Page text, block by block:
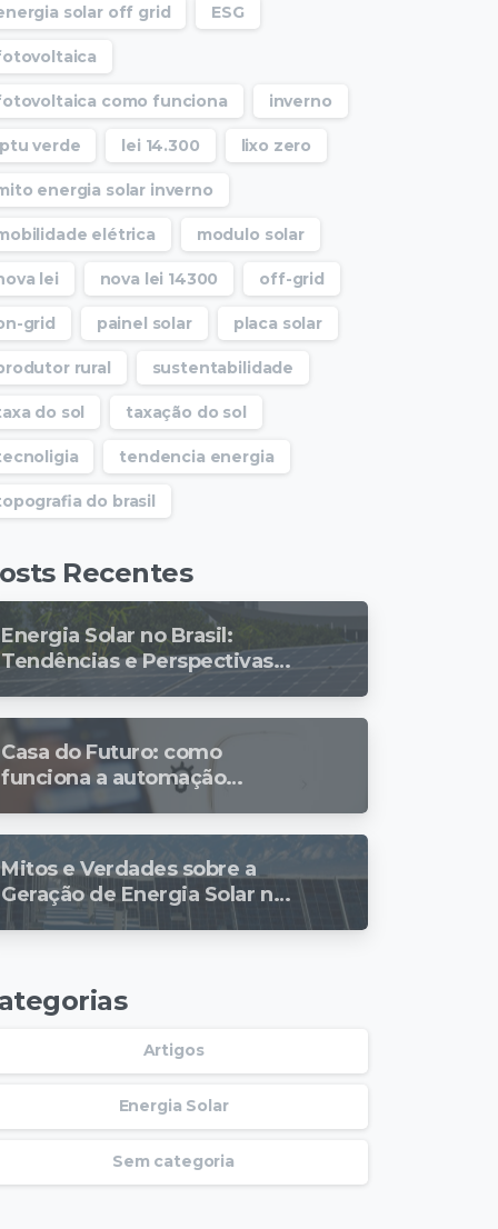
solar off grid ESG
como funciona inverno
verde lei 14.300 lixo zero
energia solar inverno
elétrica modulo solar
lei nova lei 14300 off-grid
grid painel solar placa solar
rural sustentabilidade
do sol taxação do sol
tendencia energia
do brasil
Recentes
Energia Solar no Brasil:
Tendências e Perspectivas
Casa do Futuro: como
funciona a automação
residencial?
Mitos e Verdades sobre a
Geração de Energia Solar no
Inverno
Artigos
Energia Solar
Sem categoria